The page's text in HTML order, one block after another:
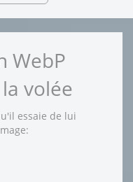
WebP
volée
essaie de lui